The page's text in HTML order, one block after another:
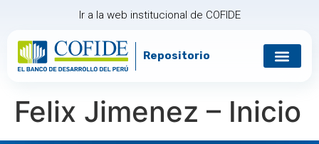
Ir a la web institucional de COFIDE
Repositorio
Felix Jimenez – Inicio